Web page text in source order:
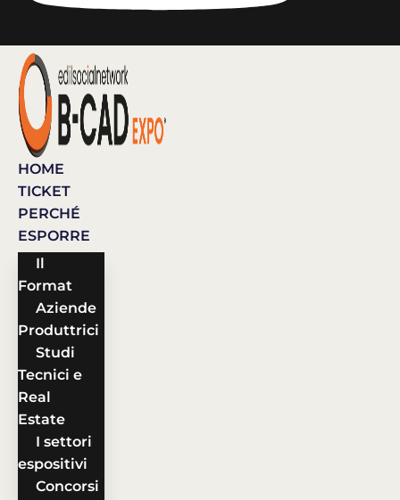
HOME
TICKET
PERCHÉ
ESPORRE
Il
Format
Aziende
Produttrici
Studi
Tecnici e
Real
Estate
I settori
espositivi
Concorsi